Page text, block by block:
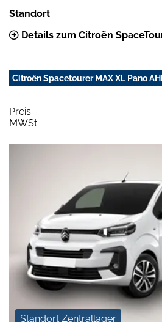
Standort
Details zum Citroën
Citroën Spacetourer MAX XL Pano
Preis:
MWSt:
Standort Zentrallager